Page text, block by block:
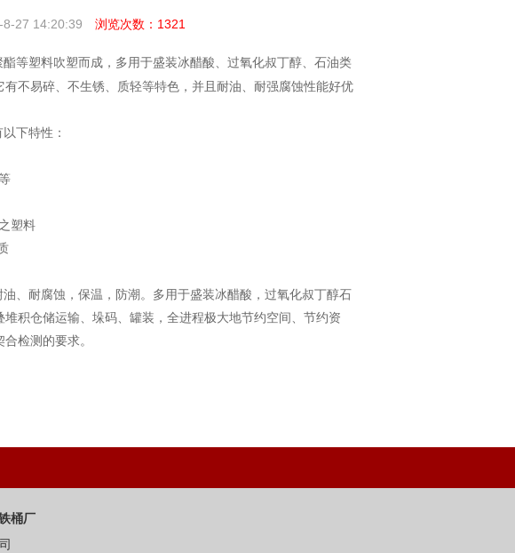
8-27 14:20:39 浏览次数：1321
等塑料吹塑而成，多用于盛装冰醋酸、过氧化叔丁醇、石油类
不易碎、不生锈、质轻等特色，并且耐油、耐强腐蚀性能好优
下特性：
液等
塑料
性质
、耐腐蚀，保温，防潮。多用于盛装冰醋酸，过氧化叔丁醇石
积仓储运输、垛码、罐装，全进程极大地节约空间、节约资
检测的要求。
桶厂
司